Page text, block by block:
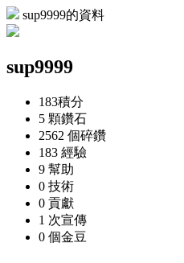
sup9999的資料
sup9999
183積分
5 顆鑽石
2562 個碎鑽
183 經驗
9 幫助
0 技術
0 貢獻
1 次宣傳
0 個金豆